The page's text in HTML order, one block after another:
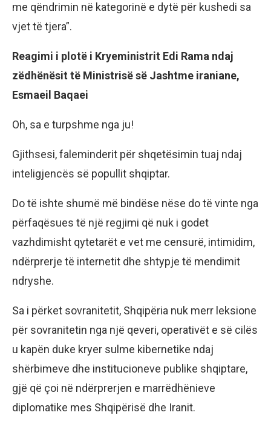
me qëndrimin në kategorinë e dytë për kushedi sa
vjet të tjera”.
Reagimi i plotë i Kryeministrit Edi Rama ndaj
zëdhënësit të Ministrisë së Jashtme iraniane,
Esmaeil Baqaei
Oh, sa e turpshme nga ju!
Gjithsesi, faleminderit për shqetësimin tuaj ndaj
inteligjencës së popullit shqiptar.
Do të ishte shumë më bindëse nëse do të vinte nga
përfaqësues të një regjimi që nuk i godet
vazhdimisht qytetarët e vet me censurë, intimidim,
ndërprerje të internetit dhe shtypje të mendimit
ndryshe.
Sa i përket sovranitetit, Shqipëria nuk merr leksione
për sovranitetin nga një qeveri, operativët e së cilës
u kapën duke kryer sulme kibernetike ndaj
shërbimeve dhe institucioneve publike shqiptare,
gjë që çoi në ndërprerjen e marrëdhënieve
diplomatike mes Shqipërisë dhe Iranit.